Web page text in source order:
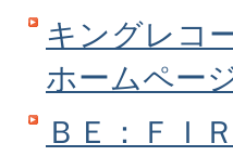
キングレコ
ホームペー
ＢＥ：ＦＩ